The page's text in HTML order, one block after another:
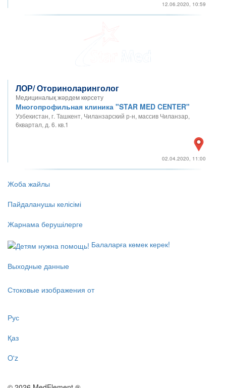
12.06.2020, 10:59
ЛОР/ Оториноларинголог
Медициналық жәрдем көрсету
Многопрофильная клиника "STAR MED CENTER"
Узбекистан, г. Ташкент, Чиланзарский р-н, массив Чиланзар,
6квартал, д. 6. кв.1
02.04.2020, 11:00
Жоба жайлы
Пайдаланушы келісімі
Жарнама берушілерге
Балаларға көмек керек!
Выходные данные
Стоковые изображения от
Рус
Қаз
O'z